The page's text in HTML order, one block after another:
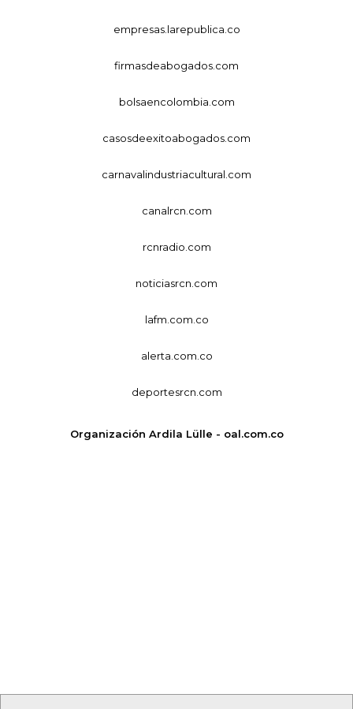
empresas.larepublica.co
firmasdeabogados.com
bolsaencolombia.com
casosdeexitoabogados.com
carnavalindustriacultural.com
canalrcn.com
rcnradio.com
noticiasrcn.com
lafm.com.co
alerta.com.co
deportesrcn.com
Organización Ardila Lülle - oal.com.co